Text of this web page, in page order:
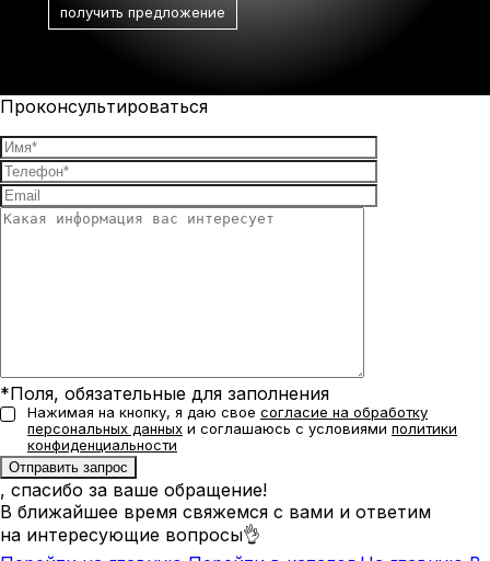
Проконсультироваться
*Поля, обязательные для заполнения
Нажимая на кнопку, я даю свое согласие на обработку
персональных данных и соглашаюсь с условиями политики
конфиденциальности
, спасибо за ваше обращение!
В ближайшее время свяжемся с вами и ответим
на интересующие вопросы👌